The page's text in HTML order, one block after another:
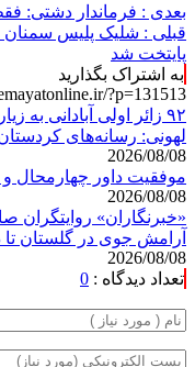
بعدی : فرماندار دشتی:
قبلی :
پایتخت شد
به اشتراک بگذارید
?p=131513
۹۲ زائر اولی آبادانی به زیارت امام هشتم اعزام شدند
لهونی: رسانه‌های
2026/08/08
موفقیت داور چهارمحال و
2026/08/08
«خبرنگاران» روایتگران
آرامش جوی در گلستان
2026/08/08
تعداد دیدگاه : 0